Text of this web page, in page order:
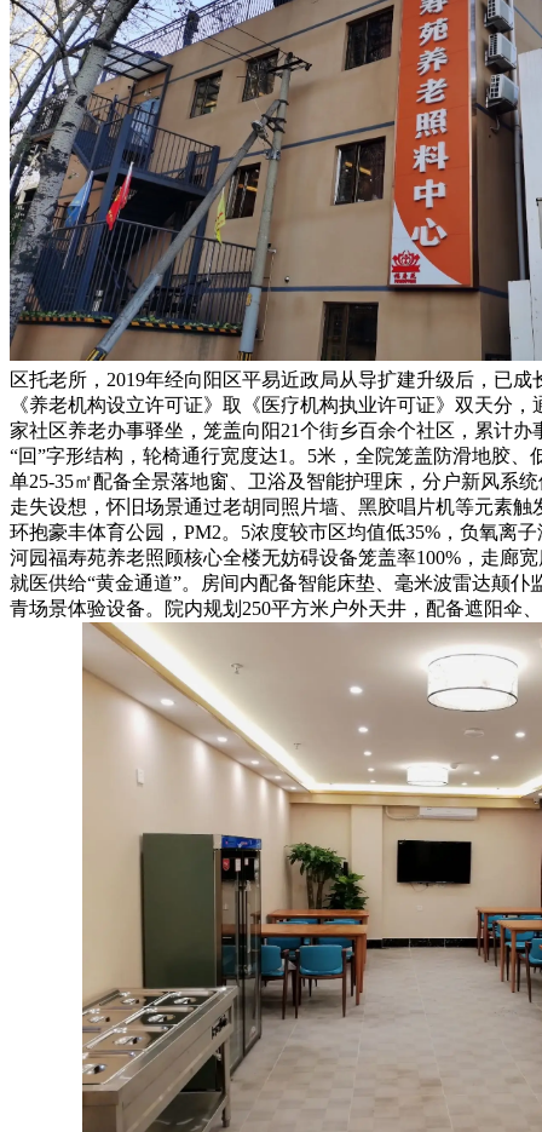
区托老所，2019年经向阳区平易近政局从导扩建升级后，已
《养老机构设立许可证》取《医疗机构执业许可证》双天分
家社区养老办事驿坐，笼盖向阳21个街乡百余个社区，累计
“回”字形结构，轮椅通行宽度达1。5米，全院笼盖防滑地胶
单25-35㎡配备全景落地窗、卫浴及智能护理床，分户新风系
走失设想，怀旧场景通过老胡同照片墙、黑胶唱片机等元素
环抱豪丰体育公园，PM2。5浓度较市区均值低35%，负氧离
河园福寿苑养老照顾核心全楼无妨碍设备笼盖率100%，走廊
就医供给“黄金通道”。房间内配备智能床垫、毫米波雷达颠
青场景体验设备。院内规划250平方米户外天井，配备遮阳伞